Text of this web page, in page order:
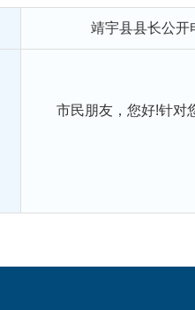
靖宇县县长公开
市民朋友，您好!针对您